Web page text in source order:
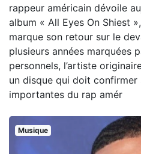
rappeur américain dévoile
album « All Eyes On Shiest
marque son retour sur le
plusieurs années marquées
personnels, l’artiste
un disque qui doit
importantes du rap amér
Musique